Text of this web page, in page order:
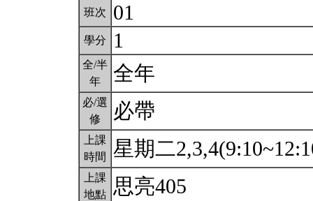
班次 01
學分 1
全/半
年
全年
必/選
修
必帶
上課
時間
星期二
上課
地點
思亮405